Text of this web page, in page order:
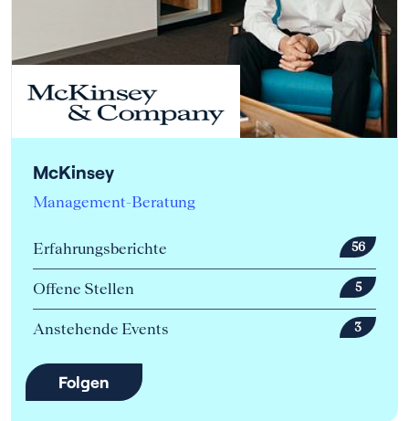
McKinsey
Management-Beratung
Erfahrungsberichte 56
Offene Stellen 5
Anstehende Events 3
Folgen